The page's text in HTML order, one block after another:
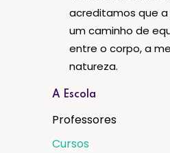
acreditamos que a
um caminho de
entre o corpo, a
natureza.
A Escola
Professores
Cursos